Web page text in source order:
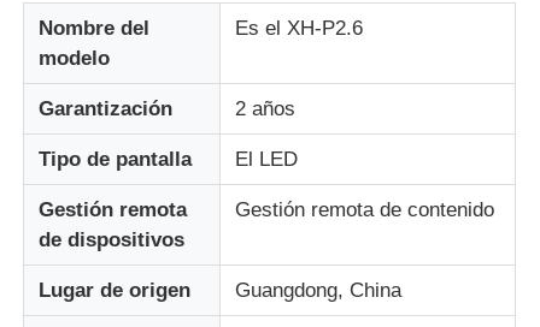
Sobre nosotros
Visita a la fábrica
Control de calidad
Contacta con nosotros
Nombre del
modelo
Es el XH-P2.6
Garantización 2 años
Tipo de pantalla El LED
Gestión remota
de dispositivos
Gestión remota de contenido
Lugar de origen Guangdong, China